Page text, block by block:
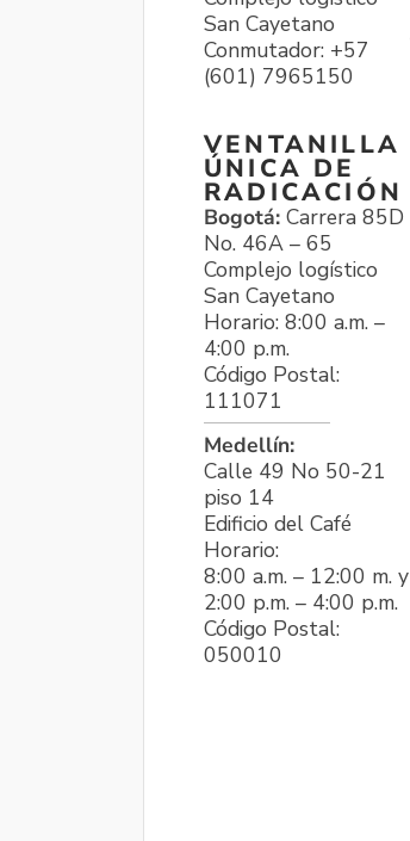
San Cayetano
Conmutador: +57
(601) 7965150
VENTANILLA
ÚNICA DE
RADICACIÓN
Bogotá: Carrera 85D
No. 46A – 65
Complejo logístico
San Cayetano
Horario: 8:00 a.m. –
4:00 p.m.
Código Postal:
111071
Medellín:
Calle 49 No 50-21
piso 14
Edificio del Café
Horario:
8:00 a.m. – 12:00 m. y
2:00 p.m. – 4:00 p.m.
Código Postal:
050010